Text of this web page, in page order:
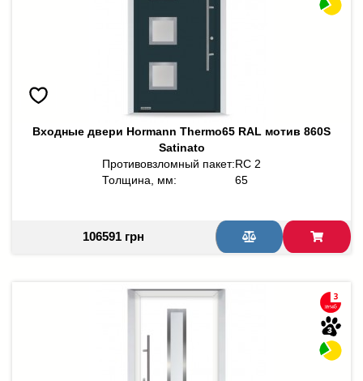
Входные двери Hormann Thermo65 RAL мотив 860S
Satinato
Противовзломный пакет:RC 2
Толщина, мм:
65
106591 грн